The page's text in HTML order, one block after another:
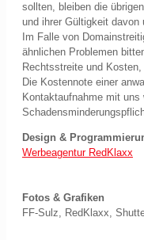
sollten, bleiben die
und ihrer Gültigkeit davon
Im Falle von
ähnlichen Problemen
Rechtsstreite und
Die Kostennote einer
Kontaktaufnahme mit uns
Design &
Werbeagentur RedKlaxx
Fotos & Grafiken
FF-Sulz, RedKlaxx,